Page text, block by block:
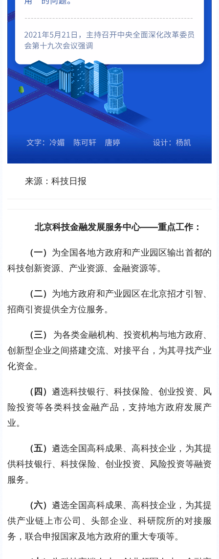
来源：科技日报
北京科技金融发展服务中心——重点工作：
（一） 为全国各地方政府和产业园区输出首都的
科技创新资源、产业资源、金融资源等。
（二） 为地方政府和产业园区在北京招才引智、
招商引资提供全方位服务。
（三） 为各类金融机构、投资机构与地方政府、
创新型企业之间搭建交流、对接平台，为其寻找产业
化资金。
（四） 遴选科技银行、科技保险、创业投资、风
险投资等各类科技金融产品，支持地方政府发展产
业。
（五） 遴选全国高科成果、高科技企业，为其提
供科技银行、科技保险、创业投资、风险投资等融资
服务。
（六） 遴选全国高科成果、高科技企业，为其提
供产业链上市公司、头部企业、科研院所的对接服
务，联合申报国家及地方政府的重大专项等。